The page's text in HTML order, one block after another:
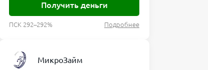
Получить деньги
ПСК 292–292% Подробнее
МикроЗайм